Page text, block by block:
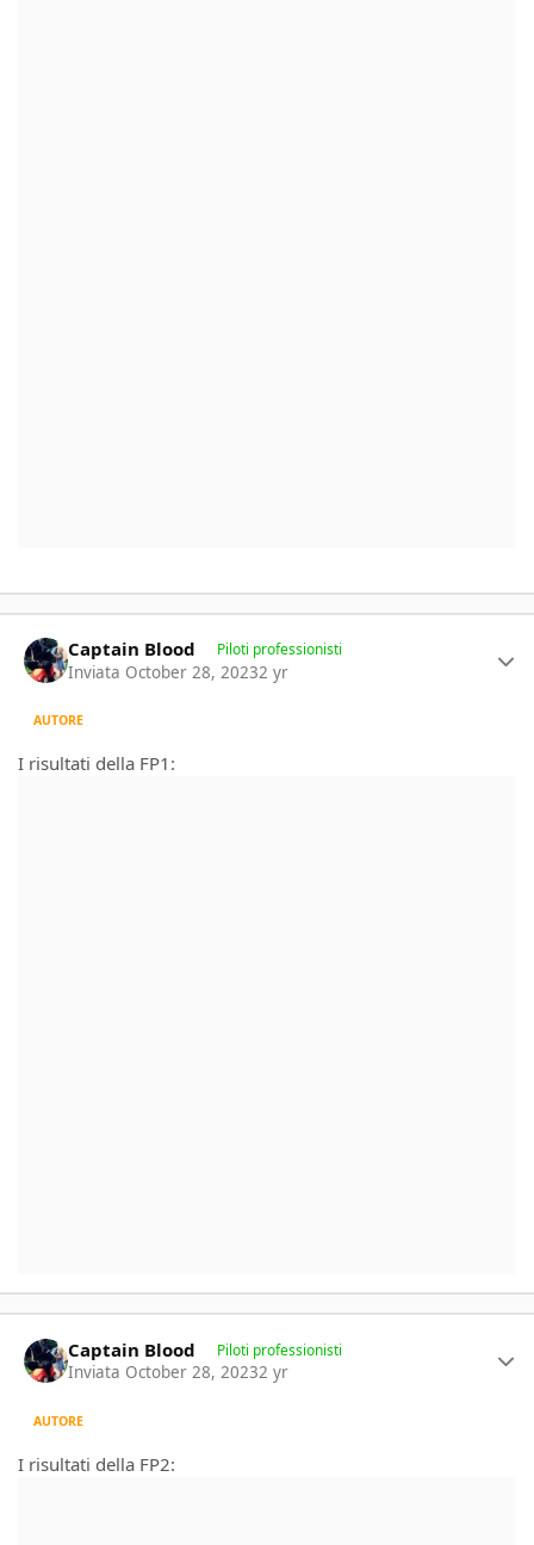
Captain Blood Piloti professionisti
Inviata October 28, 20232 yr
AUTORE
I risultati della FP1:
Captain Blood Piloti professionisti
Inviata October 28, 20232 yr
AUTORE
I risultati della FP2: